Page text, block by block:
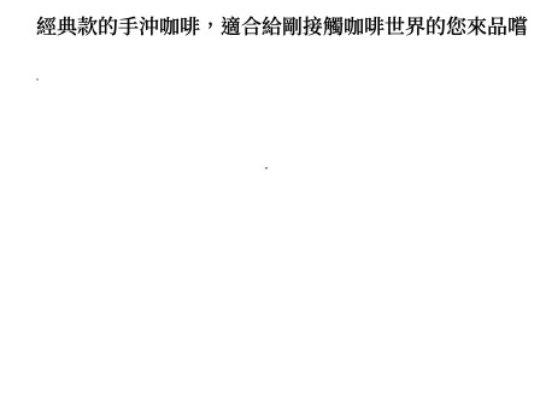
經典款的手沖咖啡，適合給剛接觸咖啡世界的您來品嚐